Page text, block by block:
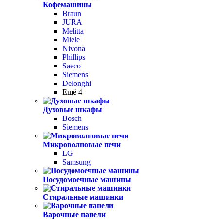
Кофемашины
Braun
JURA
Melitta
Miele
Nivona
Phillips
Saeco
Siemens
Delonghi
Ещё 4
Духовые шкафы
Bosch
Siemens
Микроволновые печи
LG
Samsung
Посудомоечные машины
Стиральные машинки
Варочные панели